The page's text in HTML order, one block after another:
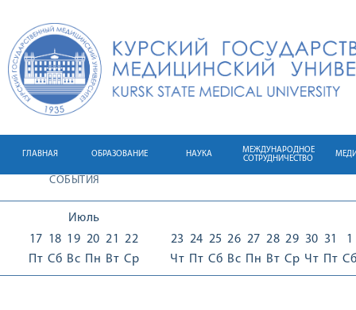
ГЛАВНАЯ ОБРАЗОВАНИЕ НАУКА
МЕЖДУНАРОДНОЕ
СОТРУДНИЧЕСТВО
СОБЫТИЯ
Июль
17
Пт
18
Сб
19
Вс
20
Пн
21
Вт
22
Ср
23
Чт
24
Пт
25
Сб
26
Вс
27
Пн
28
Вт
29
Ср
30
Чт
31
Пт
1
Сб